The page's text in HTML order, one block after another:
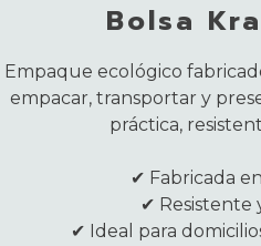
Bolsa
Empaque ecológico
empacar, transportar y
práctica,
✔ Fabricada
✔ Resistente
✔ Ideal para